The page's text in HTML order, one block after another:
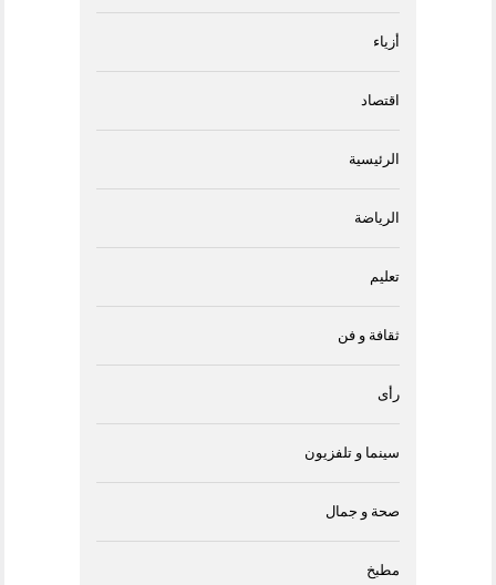
أزياء
اقتصاد
الرئيسية
الرياضة
تعليم
ثقافة و فن
رأى
سينما و تلفزيون
صحة و جمال
مطبخ